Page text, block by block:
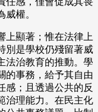
權。
上顯著；惟在法律上
別是學校仍殘留著威
法治教育的推動。學
的事務，給予其自由
感；且透過公共的反
治理能力。在民主化